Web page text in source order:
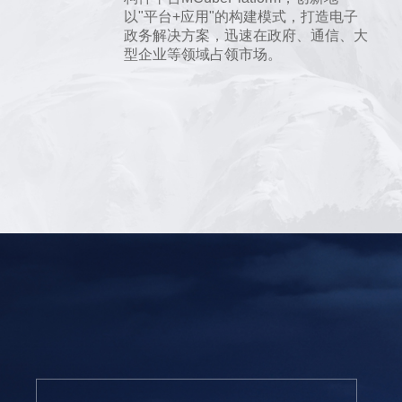
以"平台+应用"的构建模式，打造电子
政务解决方案，迅速在政府、通信、大
型企业等领域占领市场。